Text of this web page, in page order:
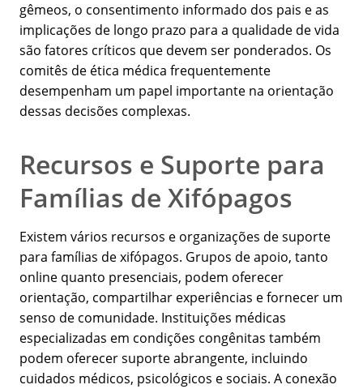
gêmeos, o consentimento informado dos pais e as
implicações de longo prazo para a qualidade de vida
são fatores críticos que devem ser ponderados. Os
comitês de ética médica frequentemente
desempenham um papel importante na orientação
dessas decisões complexas.
Recursos e Suporte para
Famílias de Xifópagos
Existem vários recursos e organizações de suporte
para famílias de xifópagos. Grupos de apoio, tanto
online quanto presenciais, podem oferecer
orientação, compartilhar experiências e fornecer um
senso de comunidade. Instituições médicas
especializadas em condições congênitas também
podem oferecer suporte abrangente, incluindo
cuidados médicos, psicológicos e sociais. A conexão